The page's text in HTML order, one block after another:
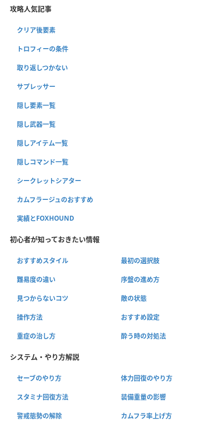
攻略人気記事
クリア後要素
トロフィーの条件
取り返しつかない
サプレッサー
隠し要素一覧
隠し武器一覧
隠しアイテム一覧
隠しコマンド一覧
シークレットシアター
カムフラージュのおすすめ
実績とFOXHOUND
初心者が知っておきたい情報
おすすめスタイル 最初の選択肢
難易度の違い 序盤の進め方
見つからないコツ 敵の状態
操作方法 おすすめ設定
重症の治し方 酔う時の対処法
システム・やり方解説
セーブのやり方 体力回復のやり方
スタミナ回復方法 装備重量の影響
警戒態勢の解除 カムフラ率上げ方